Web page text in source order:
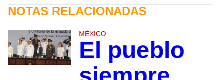
NOTAS RELACIONADAS
MÉXICO
El pueblo